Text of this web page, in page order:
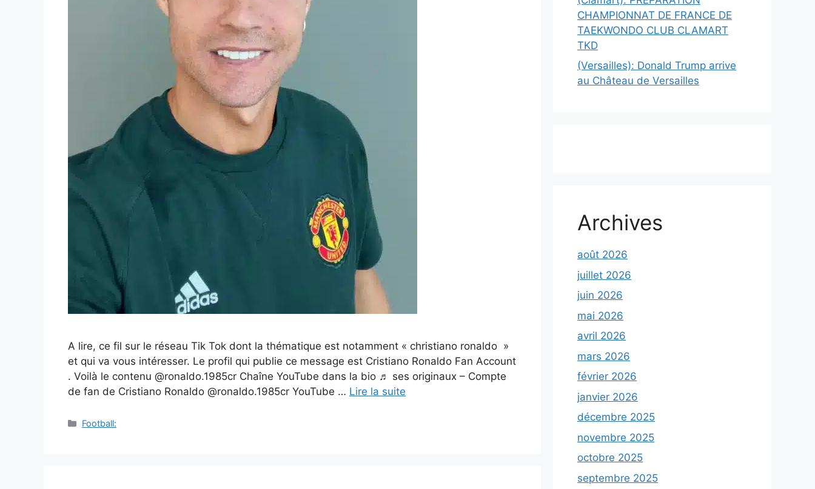
A lire, ce fil sur le réseau Tik Tok dont la thématique est notamment « christiano ronaldo »
et qui va vous intéresser. Le profil qui publie ce message est Cristiano Ronaldo Fan Account
. Voilà le contenu @ronaldo.1985cr Chaîne YouTube dans la bio ♬ ses originaux – Compte
de fan de Cristiano Ronaldo @ronaldo.1985cr YouTube … Lire la suite
Catégories
Football:
CHAMPIONNAT DE FRANCE DE
TAEKWONDO CLUB CLAMART
TKD
(Versailles): Donald Trump arrive
au Château de Versailles
Archives
août 2026
juillet 2026
juin 2026
mai 2026
avril 2026
mars 2026
février 2026
janvier 2026
décembre 2025
novembre 2025
octobre 2025
septembre 2025